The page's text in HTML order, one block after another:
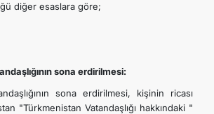
diğer esaslara göre;
sona erdirilmesi:
sona erdirilmesi, kişinin ricası
"Türkmenistan Vatandaşlığı hakkındaki "